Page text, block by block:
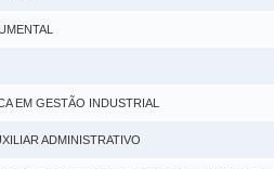
EM GESTÃO INDUSTRIAL
ADMINISTRATIVO